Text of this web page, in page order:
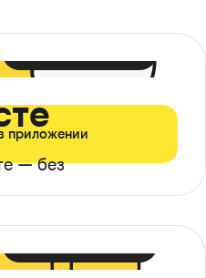
— без
приложении